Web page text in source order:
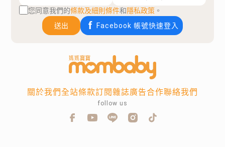
您同意我們的條款及細則條件和隱私政策 。
送出
Facebook 帳號快速登入
關於我們全站條款訂閱雜誌廣告合作聯絡我們
follow us